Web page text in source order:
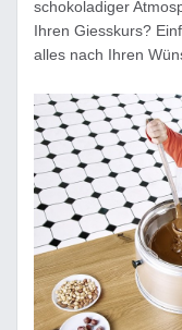
schokoladiger
Ihren Giesskurs?
alles nach Ihren